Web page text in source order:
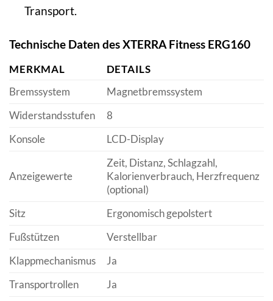
Transport.
Technische Daten des XTERRA Fitness ERG160
MERKMAL
DETAILS
Bremssystem
Magnetbremssystem
Widerstandsstufen
8
Konsole
LCD-Display
Anzeigewerte
Zeit, Distanz, Schlagzahl,
Kalorienverbrauch, Herzfrequenz
(optional)
Sitz
Ergonomisch gepolstert
Fußstützen
Verstellbar
Klappmechanismus
Ja
Transportrollen
Ja